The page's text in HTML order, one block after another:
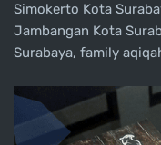
Simokerto Kota
Jambangan Kota
Surabaya, family